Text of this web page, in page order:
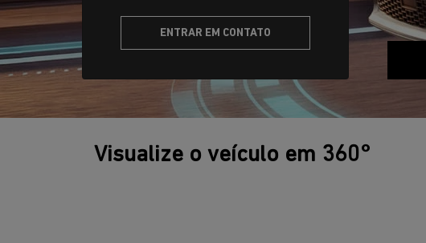
ENTRAR EM CONTATO
Visualize o veículo em 360°